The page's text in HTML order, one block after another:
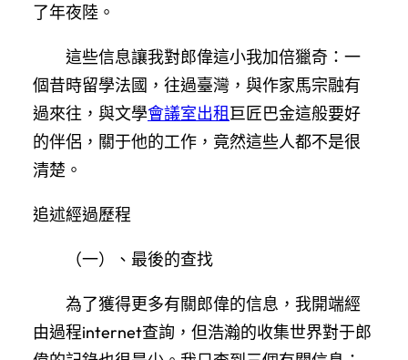
了年夜陸。
這些信息讓我對郎偉這小我加倍獵奇：一
個昔時留學法國，往過臺灣，與作家馬宗融有
過來往，與文學會議室出租巨匠巴金這般要好
的伴侶，關于他的工作，竟然這些人都不是很
清楚。
追述經過歷程
（一）、最後的查找
為了獲得更多有關郎偉的信息，我開端經
由過程internet查詢，但浩瀚的收集世界對于郎